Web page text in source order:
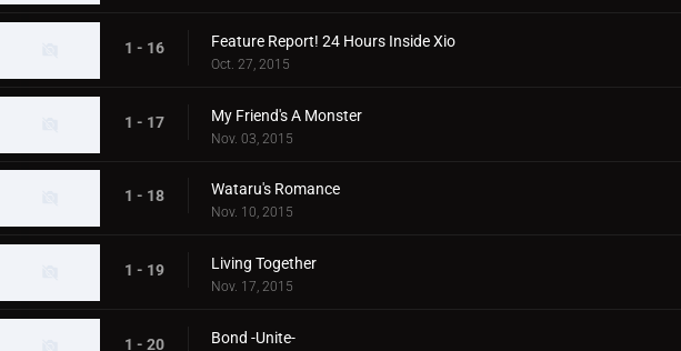
1 - 16 Feature Report! 24 Hours Inside Xio
Oct. 27, 2015
1 - 17 My Friend's A Monster
Nov. 03, 2015
1 - 18 Wataru's Romance
Nov. 10, 2015
1 - 19 Living Together
Nov. 17, 2015
1 - 20 Bond -Unite-